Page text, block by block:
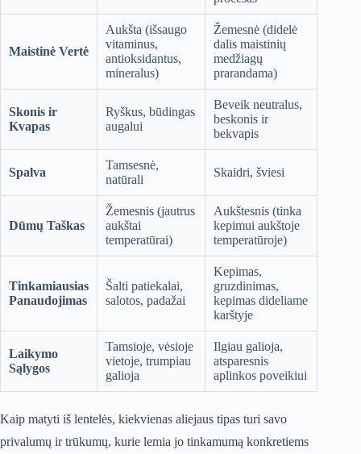
Maistinė Vertė
Aukšta (išsaugo
vitaminus,
antioksidantus,
mineralus)
Žemesnė (didelė
dalis maistinių
medžiagų
prarandama)
Skonis ir
Kvapas
Ryškus, būdingas
augalui
Beveik neutralus,
beskonis ir
bekvapis
Spalva
Tamsesnė,
natūrali
Skaidri, šviesi
Dūmų Taškas
Žemesnis (jautrus
aukštai
temperatūrai)
Aukštesnis (tinka
kepimui aukštoje
temperatūroje)
Tinkamiausias
Panaudojimas
Šalti patiekalai,
salotos, padažai
Kepimas,
gruzdinimas,
kepimas dideliame
karštyje
Laikymo
Sąlygos
Tamsioje, vėsioje
vietoje, trumpiau
galioja
Ilgiau galioja,
atsparesnis
aplinkos poveikiui
Kaip matyti iš lentelės, kiekvienas aliejaus tipas turi savo
privalumų ir trūkumų, kurie lemia jo tinkamumą konkretiems